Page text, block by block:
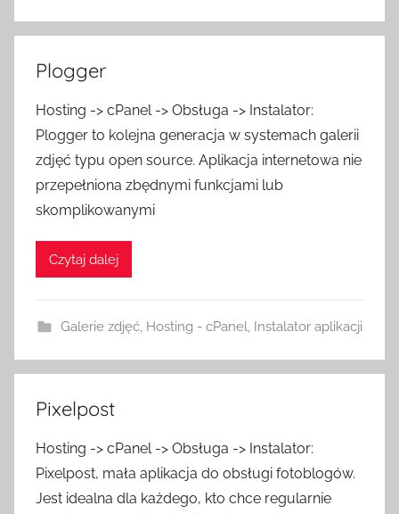
Plogger
Hosting -> cPanel -> Obsługa -> Instalator:
Plogger to kolejna generacja w systemach galerii
zdjęć typu open source. Aplikacja internetowa nie
przepełniona zbędnymi funkcjami lub
skomplikowanymi
Czytaj dalej
Galerie zdjęć, Hosting - cPanel, Instalator aplikacji
Pixelpost
Hosting -> cPanel -> Obsługa -> Instalator:
Pixelpost, mała aplikacja do obsługi fotoblogów.
Jest idealna dla każdego, kto chce regularnie